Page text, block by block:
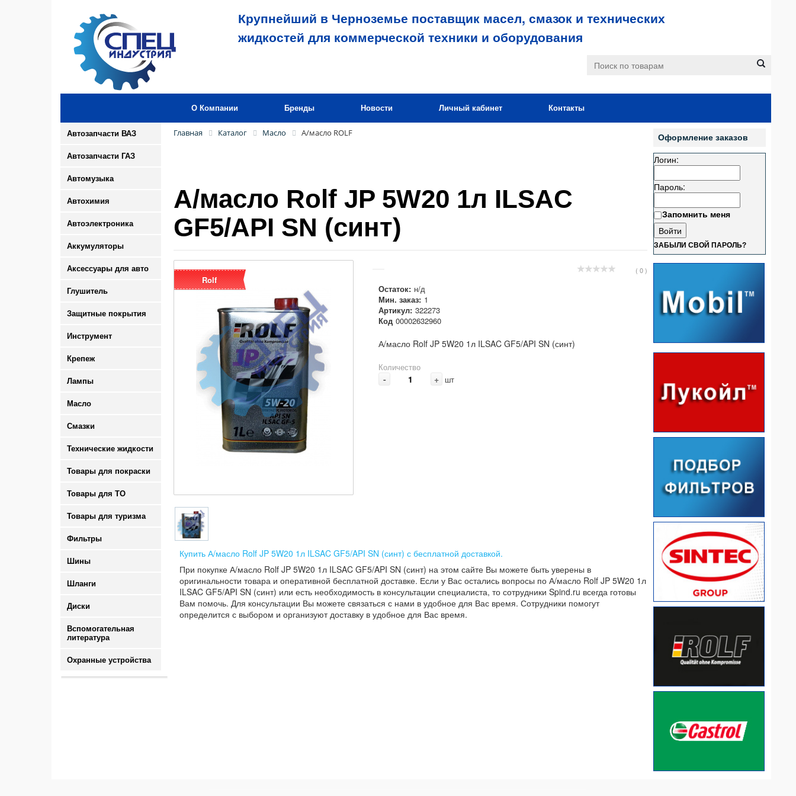
Крупнейший в Черноземье поставщик масел, смазок и технических
жидкостей для коммерческой техники и оборудования
О Компании Бренды Новости Личный кабинет Контакты
Автозапчасти ВАЗ
Автозапчасти ГАЗ
Автомузыка
Автохимия
Автоэлектроника
Аккумуляторы
Аксессуары для авто
Глушитель
Защитные покрытия
Инструмент
Крепеж
Лампы
Масло
Смазки
Технические жидкости
Товары для покраски
Товары для ТО
Товары для туризма
Фильтры
Шины
Шланги
Диски
Вспомогательная
литература
Охранные устройства
Главная Каталог Масло А/масло ROLF
А/масло Rolf JP 5W20 1л ILSAC
GF5/API SN (синт)
Rolf
( 0 )
Остаток: н/д
Мин. заказ: 1
Артикул: 322273
Код 00002632960
А/масло Rolf JP 5W20 1л ILSAC GF5/API SN (синт)
Количество
- + шт
Купить А/масло Rolf JP 5W20 1л ILSAC GF5/API SN (синт) с бесплатной доставкой.
При покупке А/масло Rolf JP 5W20 1л ILSAC GF5/API SN (синт) на этом сайте Вы можете быть уверены в
оригинальности товара и оперативной бесплатной доставке. Если у Вас остались вопросы по А/масло Rolf JP 5W20 1л
ILSAC GF5/API SN (синт) или есть необходимость в консультации специалиста, то сотрудники Spind.ru всегда готовы
Вам помочь. Для консультации Вы можете связаться с нами в удобное для Вас время. Сотрудники помогут
определится с выбором и организуют доставку в удобное для Вас время.
Оформление заказов
Логин:
Пароль:
Запомнить меня
ЗАБЫЛИ СВОЙ ПАРОЛЬ?